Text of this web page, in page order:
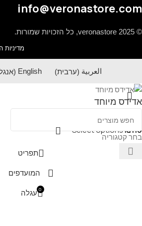
info@veronastore.com
© 2025 veronastore, כל הזכויות שמורות.
מדיניות
العربية (ערבית)
English
(
בחר קטגוריה
אדידס מיוחד
₪110
Select options
תפריט
המועדפים
0 עגלה